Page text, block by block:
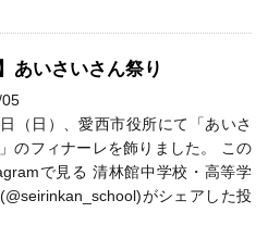
あいさいさん祭り
（日）、愛西市役所にて「あいさ
のフィナーレを飾りました。 この
で見る 清林館中学校・高等学
がシェアした投